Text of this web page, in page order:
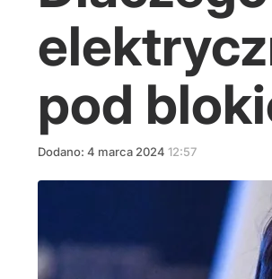
pod
Dodano: 4 marca 2024 12:57